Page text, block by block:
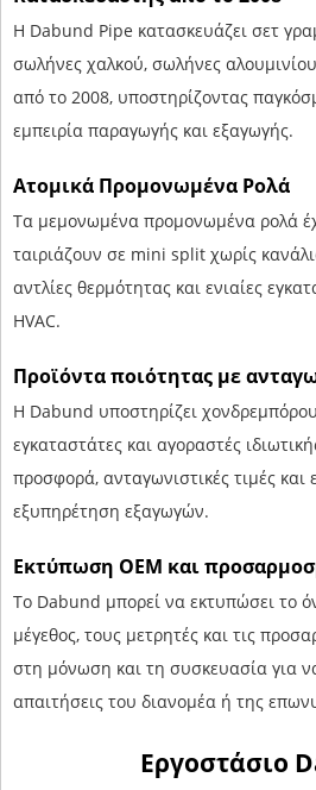
Η Dabund Pipe κατασκευάζει σετ
σωλήνες χαλκού, σωλήνες
από το 2008, υποστηρίζοντας
εμπειρία παραγωγής και εξαγωγής.
Ατομικά Προμονωμένα Ρολά
Τα μεμονωμένα προμονωμένα ρολά
ταιριάζουν σε mini split χωρίς
αντλίες θερμότητας και ενιαίες
HVAC.
Προϊόντα ποιότητας με
Η Dabund υποστηρίζει
εγκαταστάτες και αγοραστές
προσφορά, ανταγωνιστικές τιμές και
εξυπηρέτηση εξαγωγών.
Εκτύπωση OEM και
Το Dabund μπορεί να εκτυπώσει το
μέγεθος, τους μετρητές και τις
στη μόνωση και τη συσκευασία για να
απαιτήσεις του διανομέα ή της
Εργοστάσιο